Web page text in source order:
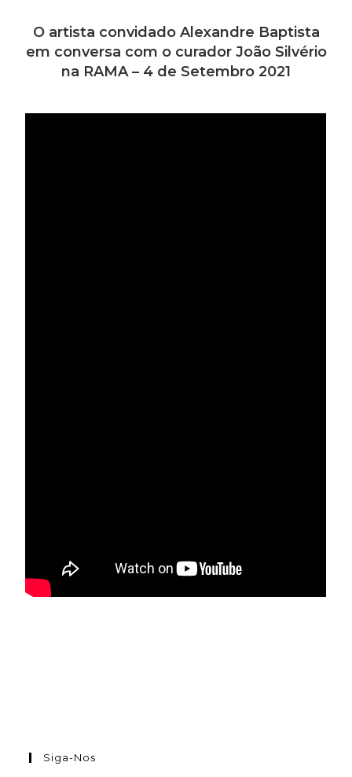
O artista convidado Alexandre Baptista
em conversa com o curador João Silvério
na RAMA – 4 de Setembro 2021
Siga-Nos